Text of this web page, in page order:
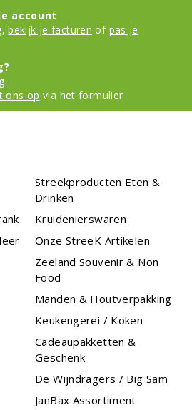
account
, bekijk je facturen of pas je
ons op via het formulier
Streekproducten Eten &
Drinken
Kruidenierswaren
Onze StreeK Artikelen
Zeeland Souvenir & Non
Food
Manden & Houtverpakking
Keukengerei / Koken
Cadeaupakketten &
Geschenk
De Wijndragers / Big Sam
JanBax Assortiment